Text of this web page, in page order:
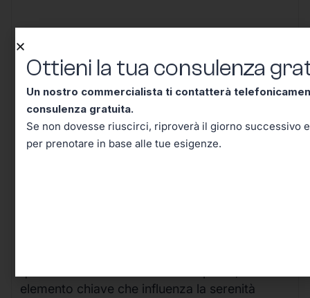
Conclusione – Tutto Quello
Che Dovevi Sapere Sul Codice
Tributo 1541, Adesso lo Sai!
elemento chiave che influenza la serenità
Ottieni la tua consulenza
Un nostro commercialista ti contatterà
consulenza gratuita.
Se non dovesse riuscirci, riproverà il giorno successivo
per prenotare in base alle tue esigenze.